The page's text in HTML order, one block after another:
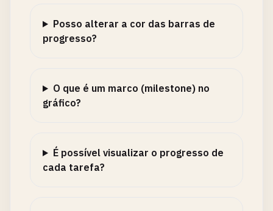
Posso alterar a cor das barras de
progresso?
O que é um marco (milestone) no
gráfico?
É possível visualizar o progresso de
cada tarefa?